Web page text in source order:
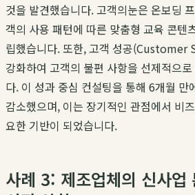
것을 발견했습니다.고객의눈은 온보딩
객의 사용 패턴에 따른 맞춤형 교육 콘텐
립했습니다. 또한, 고객 성공(Customer
강화하여 고객의 불편 사항을 선제적으
다. 이 성과 중심 컨설팅을 통해 6개월 만
감소했으며, 이는 장기적인 관점에서 비
요한 기반이 되었습니다.
사례 3: 제조업체의 신사업